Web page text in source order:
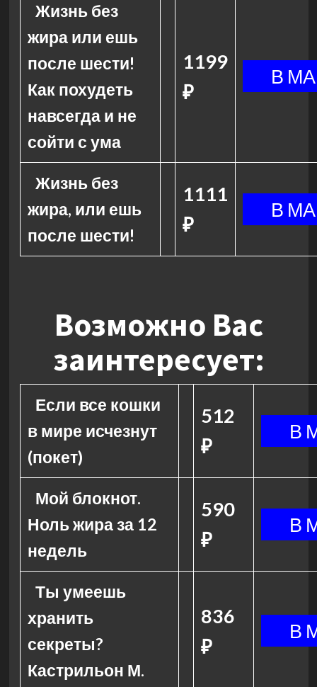
Жизнь без
жира или ешь
после шести!
Как похудеть
навсегда и не
сойти с ума
1199
₽
Жизнь без
жира, или ешь
после шести!
1111
₽
Возможно Вас
заинтересует:
Если все кошки
в мире исчезнут
(покет)
512
₽
Мой блокнот.
Ноль жира за 12
недель
590
₽
Ты умеешь
хранить
секреты?
Кастрильон М.
836
₽